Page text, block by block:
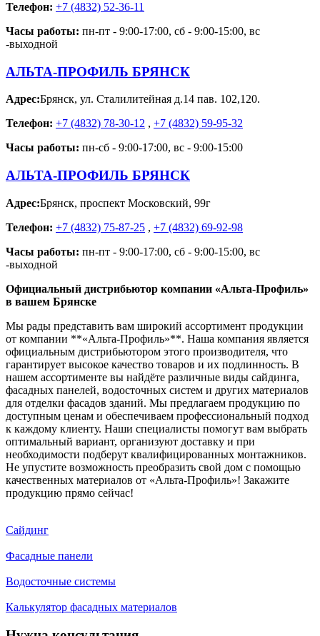
Телефон: +7 (4832) 52-36-11
Часы работы: пн-пт - 9:00-17:00, сб - 9:00-15:00, вс
-выходной
АЛЬТА-ПРОФИЛЬ БРЯНСК
Адрес:Брянск, ул. Сталилитейная д.14 пав. 102,120.
Телефон: +7 (4832) 78-30-12 , +7 (4832) 59-95-32
Часы работы: пн-сб - 9:00-17:00, вс - 9:00-15:00
АЛЬТА-ПРОФИЛЬ БРЯНСК
Адрес:Брянск, проспект Московский, 99г
Телефон: +7 (4832) 75-87-25 , +7 (4832) 69-92-98
Часы работы: пн-пт - 9:00-17:00, сб - 9:00-15:00, вс
-выходной
Официальный дистрибьютор компании «Альта-Профиль»
в вашем Брянске
Мы рады представить вам широкий ассортимент продукции
от компании **«Альта-Профиль»**. Наша компания является
официальным дистрибьютором этого производителя, что
гарантирует высокое качество товаров и их подлинность. В
нашем ассортименте вы найдёте различные виды сайдинга,
фасадных панелей, водосточных систем и других материалов
для отделки фасадов зданий. Мы предлагаем продукцию по
доступным ценам и обеспечиваем профессиональный подход
к каждому клиенту. Наши специалисты помогут вам выбрать
оптимальный вариант, организуют доставку и при
необходимости подберут квалифицированных монтажников.
Не упустите возможность преобразить свой дом с помощью
качественных материалов от «Альта-Профиль»! Закажите
продукцию прямо сейчас!
Сайдинг
Фасадные панели
Водосточные системы
Калькулятор фасадных материалов